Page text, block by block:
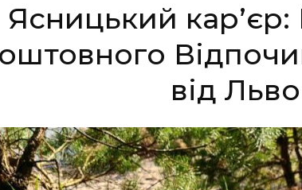
Ясницький
від